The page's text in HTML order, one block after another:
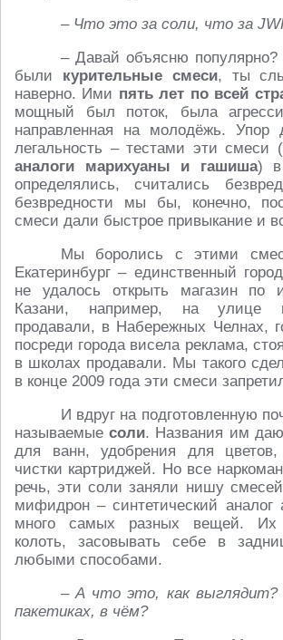
– Что это за соли, что за
– Давай объясню
были курительные смеси, ты
наверно. Ими пять лет по всей
мощный был поток, была
направленная на молодёжь. Упор
легальность – тестами эти смеси (
аналоги марихуаны и гашиша) в
определялись, считались
безвредности мы бы, конечно,
смеси дали быстрое привыкание и
Мы боролись с этими
Екатеринбург – единственный
не удалось открыть магазин по
Казани, например, на улице
продавали, в Набережных Челнах,
посреди города висела реклама,
в школах продавали. Мы такого
в конце 2009 года эти смеси
И вдруг на подготовленную
называемыесоли. Названия им
для ванн, удобрения для
чистки картриджей. Но все
речь, эти соли заняли нишу
мифидрон – синтетический
много самых разных вещей. Их
колоть, засовывать себе в
любыми способами.
– А что это, как
пакетиках, в чём?